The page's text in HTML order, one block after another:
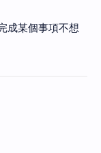
成某個事項不想